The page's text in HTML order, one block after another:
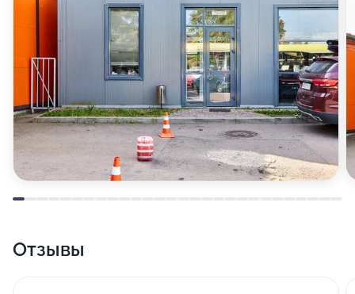
Отзывы